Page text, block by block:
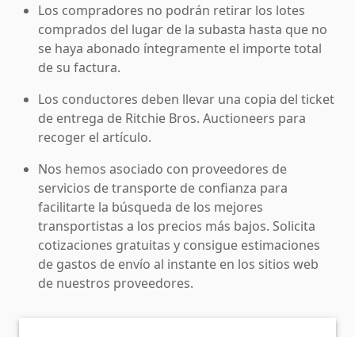
Los compradores no podrán retirar los lotes
comprados del lugar de la subasta hasta que no
se haya abonado íntegramente el importe total
de su factura.
Los conductores deben llevar una copia del ticket
de entrega de Ritchie Bros. Auctioneers para
recoger el artículo.
Nos hemos asociado con proveedores de
servicios de transporte de confianza para
facilitarte la búsqueda de los mejores
transportistas a los precios más bajos. Solicita
cotizaciones gratuitas y consigue estimaciones
de gastos de envío al instante en los sitios web
de nuestros proveedores.